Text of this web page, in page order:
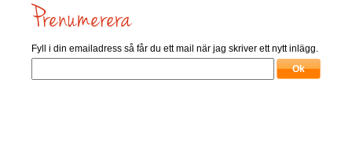
Fyll i din emailadress så får du ett mail när jag skriver ett nytt inlägg.